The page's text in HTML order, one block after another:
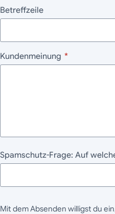
Betreffzeile
Kundenmeinung *
Spamschutz-Frage: Auf
Mit dem Absenden willigst du